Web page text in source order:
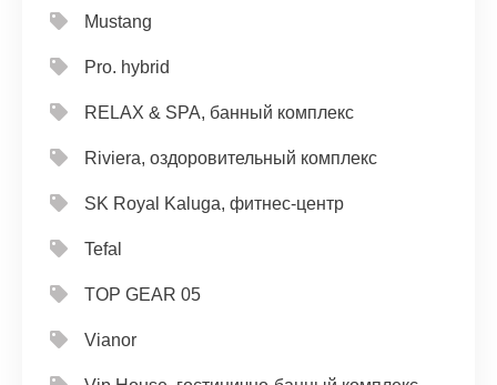
Mustang
Pro. hybrid
RELAX & SPA, банный комплекс
Riviera, оздоровительный комплекс
SK Royal Kaluga, фитнес-центр
Tefal
TOP GEAR 05
Vianor